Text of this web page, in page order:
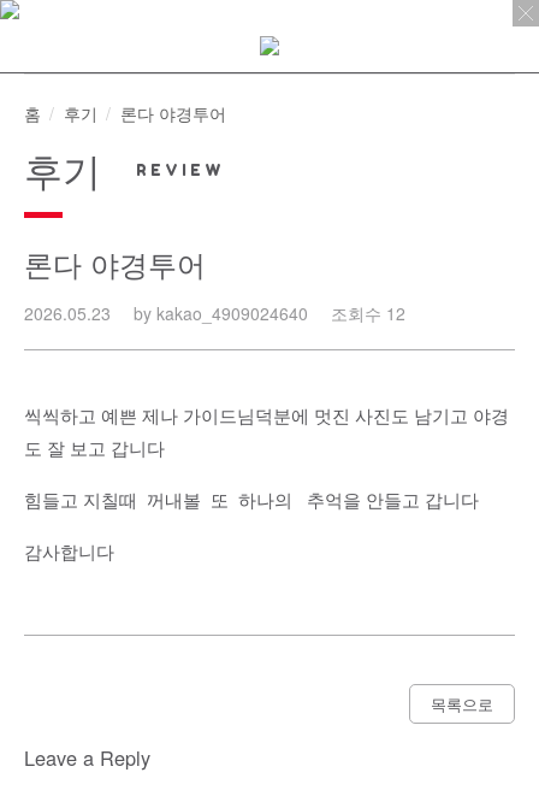
Skip
홈 후기 론다 야경투어
후기
론다 야경투어
2026.05.23 by kakao_4909024640 조회수 12
씩씩하고 예쁜 제나 가이드님덕분에 멋진 사진도 남기고 야경
도 잘 보고 갑니다
힘들고 지칠때 꺼내볼 또 하나의 추억을 안들고 갑니다
감사합니다
목록으로
Leave a Reply